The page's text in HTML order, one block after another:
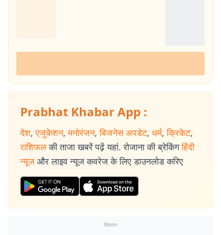
Prabhat Khabar App :
देश, एजुकेशन, मनोरंजन, बिजनेस अपडेट, धर्म, क्रिकेट,
राशिफल की ताजा खबरें पढ़ें यहां. रोजाना की ब्रेकिंग हिंदी
न्यूज और लाइव न्यूज कवरेज के लिए डाउनलोड करिए
विज्ञापन